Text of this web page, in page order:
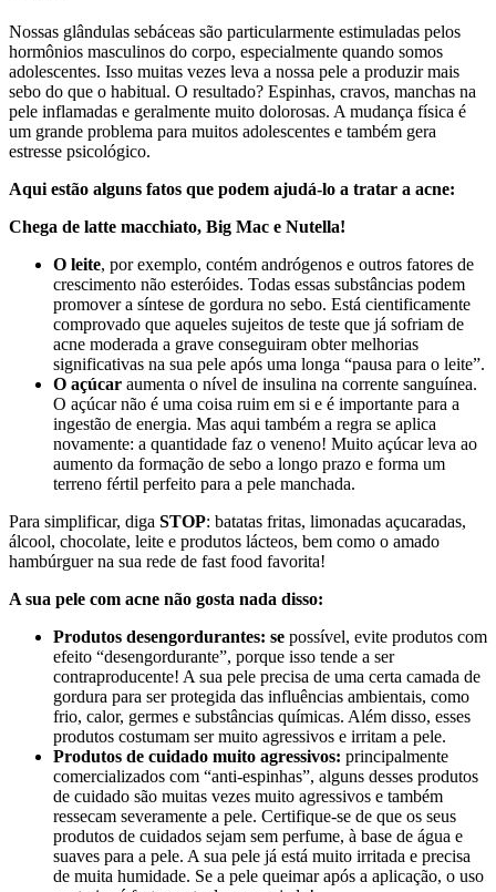
Nossas glândulas sebáceas são particularmente estimuladas pelos
hormônios masculinos do corpo, especialmente quando somos
adolescentes. Isso muitas vezes leva a nossa pele a produzir mais
sebo do que o habitual. O resultado? Espinhas, cravos, manchas na
pele inflamadas e geralmente muito dolorosas. A mudança física é
um grande problema para muitos adolescentes e também gera
estresse psicológico.
Aqui estão alguns fatos que podem ajudá-lo a tratar a acne:
Chega de latte macchiato, Big Mac e Nutella!
O leite, por exemplo, contém andrógenos e outros fatores de
crescimento não esteróides. Todas essas substâncias podem
promover a síntese de gordura no sebo. Está cientificamente
comprovado que aqueles sujeitos de teste que já sofriam de
acne moderada a grave conseguiram obter melhorias
significativas na sua pele após uma longa “pausa para o leite”.
O açúcar aumenta o nível de insulina na corrente sanguínea.
O açúcar não é uma coisa ruim em si e é importante para a
ingestão de energia. Mas aqui também a regra se aplica
novamente: a quantidade faz o veneno! Muito açúcar leva ao
aumento da formação de sebo a longo prazo e forma um
terreno fértil perfeito para a pele manchada.
Para simplificar, diga STOP: batatas fritas, limonadas açucaradas,
álcool, chocolate, leite e produtos lácteos, bem como o amado
hambúrguer na sua rede de fast food favorita!
A sua pele com acne não gosta nada disso:
Produtos desengordurantes: se possível, evite produtos com
efeito “desengordurante”, porque isso tende a ser
contraproducente! A sua pele precisa de uma certa camada de
gordura para ser protegida das influências ambientais, como
frio, calor, germes e substâncias químicas. Além disso, esses
produtos costumam ser muito agressivos e irritam a pele.
Produtos de cuidado muito agressivos: principalmente
comercializados com “anti-espinhas”, alguns desses produtos
de cuidado são muitas vezes muito agressivos e também
ressecam severamente a pele. Certifique-se de que os seus
produtos de cuidados sejam sem perfume, à base de água e
suaves para a pele. A sua pele já está muito irritada e precisa
de muita humidade. Se a pele queimar após a aplicação, o uso